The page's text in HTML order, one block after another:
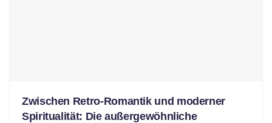
Zwischen Retro-Romantik und moderner
Spiritualität: Die außergewöhnliche